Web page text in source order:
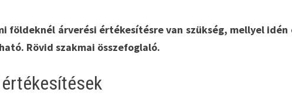
földeknél árverési értékesítésre van szükség, mellyel idén
Rövid szakmai összefoglaló.